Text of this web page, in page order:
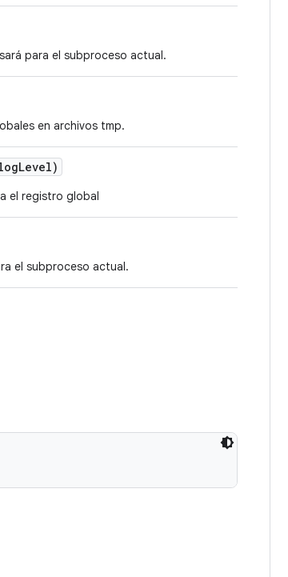
para el subproceso actual.
en archivos tmp.
Level)
el registro global
el subproceso actual.